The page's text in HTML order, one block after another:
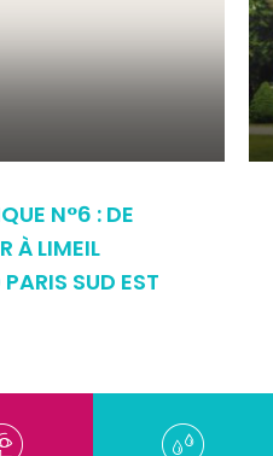
N°6 : DE
À LIMEIL
SUD EST